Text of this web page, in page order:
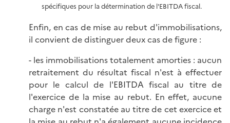
spécifiques pour la détermination de l'EBITDA fiscal.
Enfin, en cas de mise au rebut d'immobilisations,
il convient de distinguer deux cas de figure :
- les immobilisations totalement amorties : aucun
retraitement du résultat fiscal n'est à effectuer
pour le calcul de l'EBITDA fiscal au titre de
l'exercice de la mise au rebut. En effet, aucune
charge n'est constatée au titre de cet exercice et